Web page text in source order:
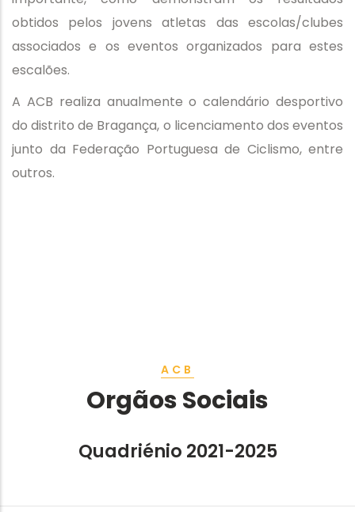
obtidos pelos jovens atletas das escolas/clubes
associados e os eventos organizados para estes
escalões.
A ACB realiza anualmente o calendário desportivo
do distrito de Bragança, o licenciamento dos eventos
junto da Federação Portuguesa de Ciclismo, entre
outros.
ACB
Orgãos Sociais
Quadriénio 2021-2025